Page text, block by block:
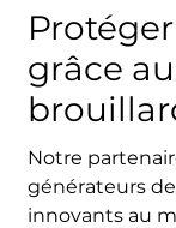
grâce
Notre
générateurs
innovants au